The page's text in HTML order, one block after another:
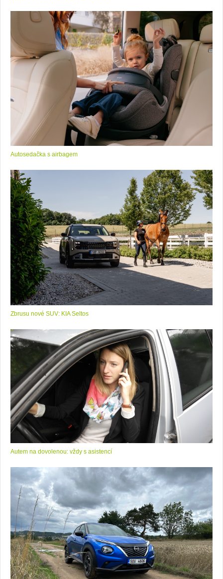
Autosedačka s airbagem
Zbrusu nové SUV: KIA Seltos
Autem na dovolenou: vždy s asistencí